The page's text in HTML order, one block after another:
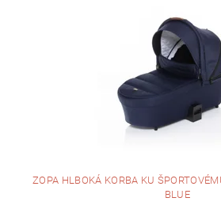
ZOPA HLBOKÁ KORBA KU
BLUE